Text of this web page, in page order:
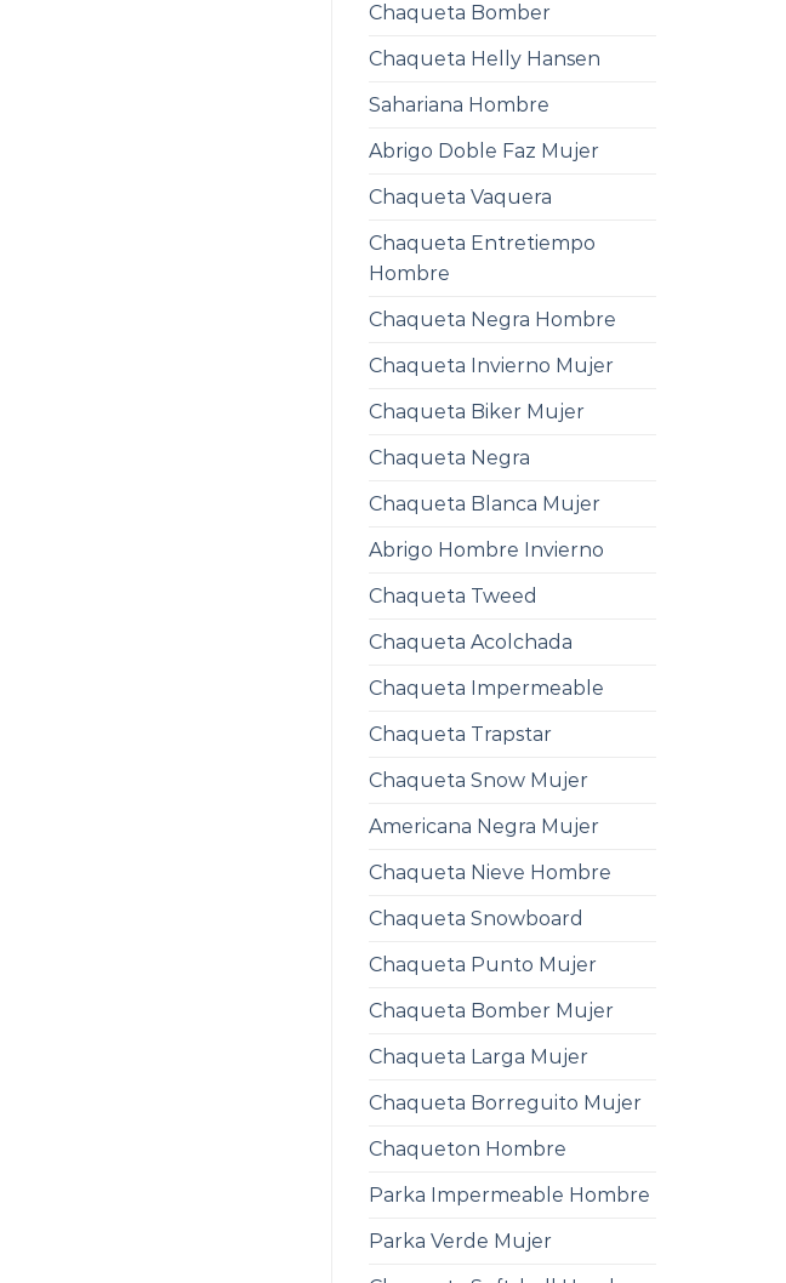
Chaqueta Bomber
Chaqueta Helly Hansen
Sahariana Hombre
Abrigo Doble Faz Mujer
Chaqueta Vaquera
Chaqueta Entretiempo
Hombre
Chaqueta Negra Hombre
Chaqueta Invierno Mujer
Chaqueta Biker Mujer
Chaqueta Negra
Chaqueta Blanca Mujer
Abrigo Hombre Invierno
Chaqueta Tweed
Chaqueta Acolchada
Chaqueta Impermeable
Chaqueta Trapstar
Chaqueta Snow Mujer
Americana Negra Mujer
Chaqueta Nieve Hombre
Chaqueta Snowboard
Chaqueta Punto Mujer
Chaqueta Bomber Mujer
Chaqueta Larga Mujer
Chaqueta Borreguito Mujer
Chaqueton Hombre
Parka Impermeable Hombre
Parka Verde Mujer